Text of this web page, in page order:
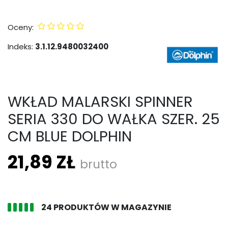
Oceny:
Indeks: 3.1.12.9480032400
WKŁAD MALARSKI SPINNER
SERIA 330 DO WAŁKA SZER. 25
CM BLUE DOLPHIN
21,89 ZŁ brutto
24 PRODUKTÓW W MAGAZYNIE